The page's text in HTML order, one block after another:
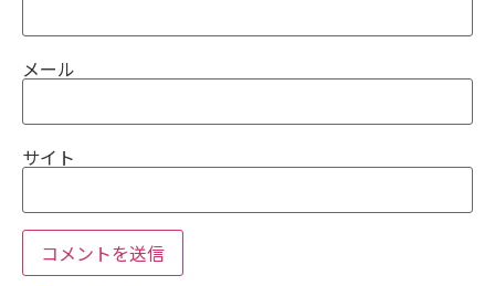
メール
サイト